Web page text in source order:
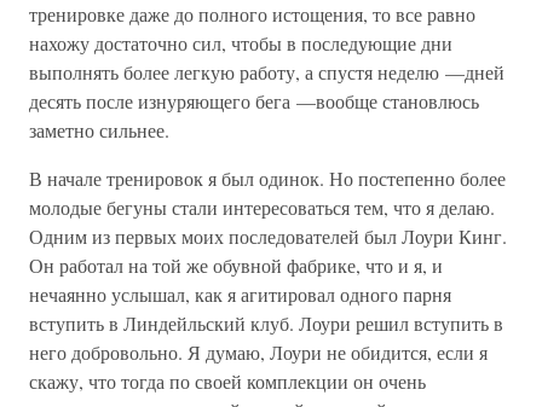
тренировке даже до полного истощения, то все равно
нахожу достаточно сил, чтобы в последующие дни
выполнять более легкую работу, а спустя неделю —дней
десять после изнуряющего бега —вообще становлюсь
заметно сильнее.
В начале тренировок я был одинок. Но постепенно более
молодые бегуны стали интересоваться тем, что я делаю.
Одним из первых моих последователей был Лоури Кинг.
Он работал на той же обувной фабрике, что и я, и
нечаянно услышал, как я агитировал одного парня
вступить в Линдейльский клуб. Лоури решил вступить в
него добровольно. Я думаю, Лоури не обидится, если я
скажу, что тогда по своей комплекции он очень